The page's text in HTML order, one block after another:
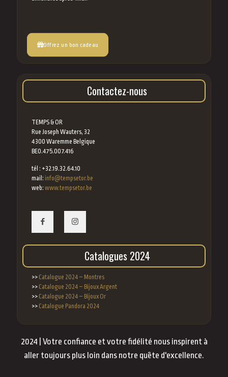
Offrez un bon cadeau
Contactez-nous
TEMPS & OR
Rue Joseph Wauters, 32
4300 Waremme Belgique
BE0.475.007.416
tél : +32.19.32.64.10
mail: info@tempsetor.be
web: www.tempsetor.be
Catalogues 2024
>> Catalogue 2024 – Montres
>> Catalogue 2024 – Bijoux Argent
>> Catalogue 2024 – Bijoux Or
>> Catalogue Pandora 2024
2024 | Votre confiance et votre fidélité nous inspirent à
aller toujours plus loin dans notre quête d'excellence.